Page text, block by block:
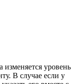
изменяется уровень
В случае если у